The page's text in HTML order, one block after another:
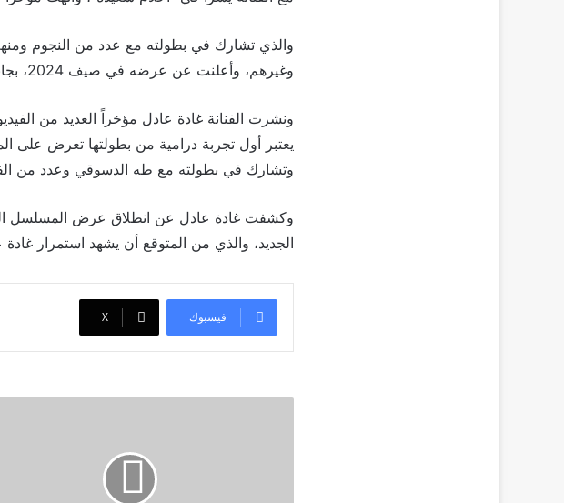
والذي تشارك في بطولته مع عدد من النجوم
وغيرهم، وأعلنت عن عرضه في صيف 2024، بجانب انتظارها تحديد موعد عرض الفيلم المؤجل “ليلة العيد”.
ونشرت الفنانة غادة عادل مؤخراً العديد من
يعتبر أول تجربة درامية من بطولتها تعرض
وتشارك في بطولته مع طه الدسوقي وعدد من
الجديد، والذي من المتوقع أن يشهد استمرار
فيسبوك ‫X